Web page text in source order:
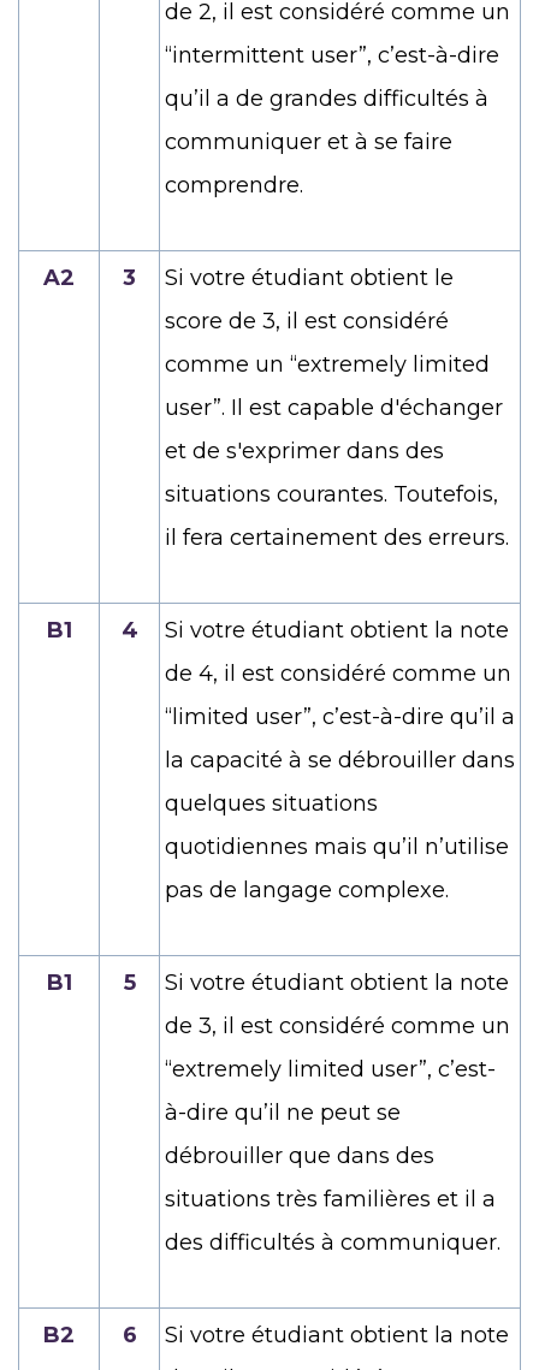
de 2, il est considéré comme un
“intermittent user”, c’est-à-dire
qu’il a de grandes difficultés à
communiquer et à se faire
comprendre.
A2 3
Si votre étudiant obtient le
score de 3, il est considéré
comme un “extremely limited
user”. Il est capable d'échanger
et de s'exprimer dans des
situations courantes. Toutefois,
il fera certainement des erreurs.
B1 4
Si votre étudiant obtient la note
de 4, il est considéré comme un
“limited user”, c’est-à-dire qu’il a
la capacité à se débrouiller dans
quelques situations
quotidiennes mais qu’il n’utilise
pas de langage complexe.
B1 5
Si votre étudiant obtient la note
de 3, il est considéré comme un
“extremely limited user”, c’est-
à-dire qu’il ne peut se
débrouiller que dans des
situations très familières et il a
des difficultés à communiquer.
B2 6
Si votre étudiant obtient la note